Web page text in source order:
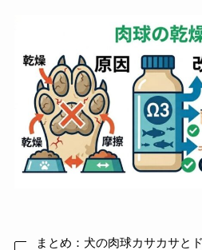
まとめ：犬の肉球カサカサと